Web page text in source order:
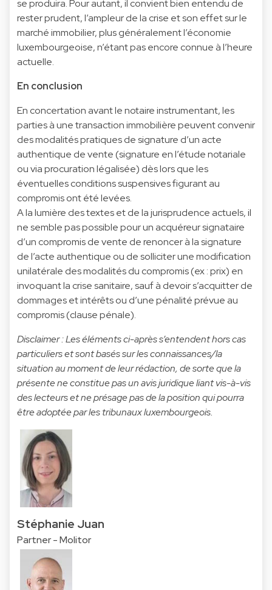
se produira. Pour autant, il convient bien entendu de
rester prudent, l’ampleur de la crise et son effet sur le
marché immobilier, plus généralement l’économie
luxembourgeoise, n’étant pas encore connue à l’heure
actuelle.
En conclusion
En concertation avant le notaire instrumentant, les
parties à une transaction immobilière peuvent convenir
des modalités pratiques de signature d’un acte
authentique de vente (signature en l’étude notariale
ou via procuration légalisée) dès lors que les
éventuelles conditions suspensives figurant au
compromis ont été levées.
A la lumière des textes et de la jurisprudence actuels, il
ne semble pas possible pour un acquéreur signataire
d’un compromis de vente de renoncer à la signature
de l’acte authentique ou de solliciter une modification
unilatérale des modalités du compromis (ex : prix) en
invoquant la crise sanitaire, sauf à devoir s’acquitter de
dommages et intérêts ou d’une pénalité prévue au
compromis (clause pénale).
Disclaimer : Les éléments ci-après s’entendent hors cas
particuliers et sont basés sur les connaissances/la
situation au moment de leur rédaction, de sorte que la
présente ne constitue pas un avis juridique liant vis-à-vis
des lecteurs et ne présage pas de la position qui pourra
être adoptée par les tribunaux luxembourgeois.
Stéphanie Juan
Partner - Molitor